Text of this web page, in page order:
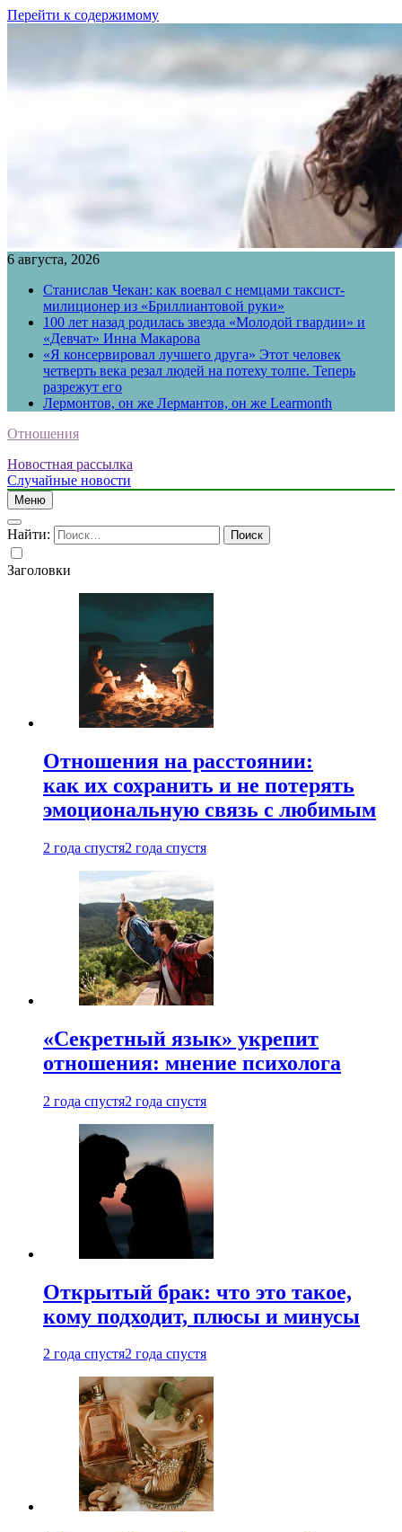
Перейти к содержимому
6 августа, 2026
Станислав Чекан: как воевал с немцами таксист-
милиционер из «Бриллиантовой руки»
100 лет назад родилась звезда «Молодой гвардии» и
«Девчат» Инна Макарова
«Я консервировал лучшего друга» Этот человек
четверть века резал людей на потеху толпе. Теперь
разрежут его
Лермонтов, он же Лермантов, он же Learmonth
Отношения
Новостная рассылка
Случайные новости
Меню
Найти:
Заголовки
Отношения на расстоянии:
как их сохранить и не потерять
эмоциональную связь с любимым
2 года спустя2 года спустя
«Секретный язык» укрепит
отношения: мнение психолога
2 года спустя2 года спустя
Открытый брак: что это такое,
кому подходит, плюсы и минусы
2 года спустя2 года спустя